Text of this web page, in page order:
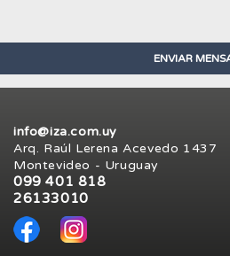
info@iza.com.uy
Arq. Raúl Lerena Acevedo 1437
Montevideo - Uruguay
099 401 818
26133010